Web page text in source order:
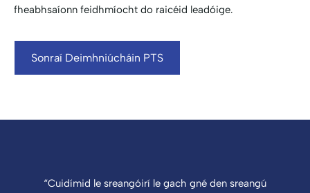
fheabhsaíonn feidhmíocht do raicéid leadóige.
Sonraí Deimhniúcháin PTS
“Cuidímid le sreangóirí le gach gné den sreangú